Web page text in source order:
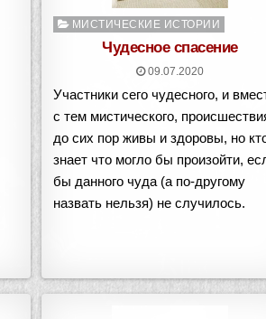
Опубликовано
МИСТИЧЕСКИЕ ИСТОРИИ
Чудесное спасение
09.07.2020
Участники сего чудесного, и
с тем мистического,
до сих пор живы и здоровы, но
знает что могло бы произойти,
бы данного чуда (а по-другому
назвать нельзя) не случилось.